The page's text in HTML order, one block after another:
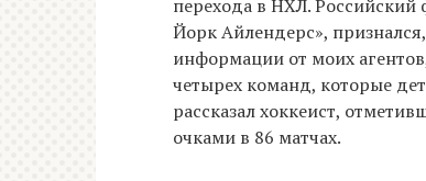
перехода в НХЛ.
Йорк Айлендерс»,
информации от моих
четырех команд, которые
рассказал хоккеист,
очками в 86 матчах.